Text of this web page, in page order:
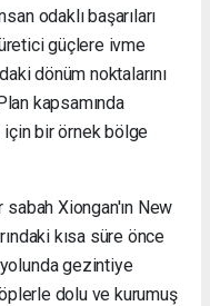
odaklı başarıları
güçlere ivme
dönüm noktalarını
kapsamında
bir örnek bölge
Xiongan'ın New
kısa süre önce
gezintiye
dolu ve kurumuş